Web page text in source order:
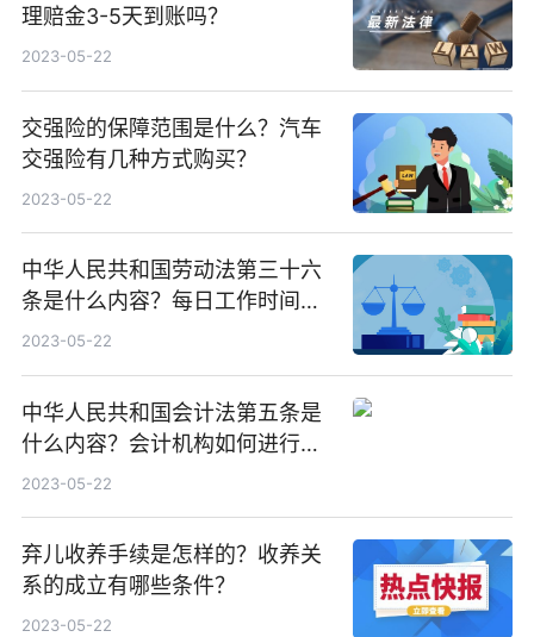
理赔金3-5天到账吗？
2023-05-22
交强险的保障范围是什么？汽车
交强险有几种方式购买？
2023-05-22
中华人民共和国劳动法第三十六
条是什么内容？每日工作时间超
过八个小时加班费怎么算？
2023-05-22
中华人民共和国会计法第五条是
什么内容？会计机构如何进行会
计核算？
2023-05-22
弃儿收养手续是怎样的？收养关
系的成立有哪些条件？
2023-05-22